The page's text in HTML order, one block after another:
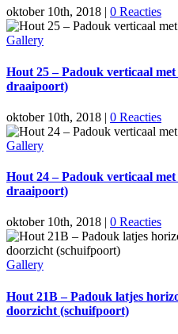
oktober 10th, 2018 | 0 Reacties
Gallery
Hout 25 – Padouk verticaal
draaipoort)
oktober 10th, 2018 | 0 Reacties
Gallery
Hout 24 – Padouk verticaal
draaipoort)
oktober 10th, 2018 0 Reacties
Gallery
Hout 21B – Padouk latjes
doorzicht (schuifpoort)